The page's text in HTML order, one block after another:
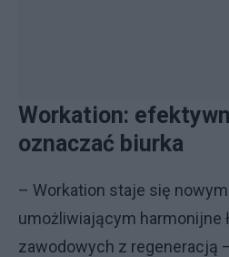
Workation:
oznaczać biurka
– Workation staje się
umożliwiającym harmonijne
zawodowych z regeneracją